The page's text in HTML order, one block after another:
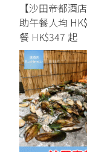
【沙田帝都酒
助午餐人均
餐 HK$347 起